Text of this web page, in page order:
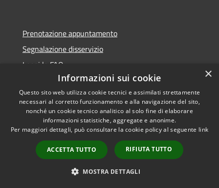
Prenotazione appuntamento
Segnalazione disservizio
Leggi le FAQ
Richiesta assistenza
Amministrazione trasparente
Informativa privacy
Note legali
Dichiarazione di accessibilità
×
Informazioni sui cookie
Questo sito web utilizza cookie tecnici e assimilati strettamente
necessari al corretto funzionamento e alla navigazione del sito,
nonché un cookie tecnico analitico al solo fine di elaborare
informazioni statistiche, aggregate e anonime.
Per maggiori dettagli, può consultare la cookie policy al seguente link
ACCETTA TUTTO RIFIUTA TUTTO
MOSTRA DETTAGLI